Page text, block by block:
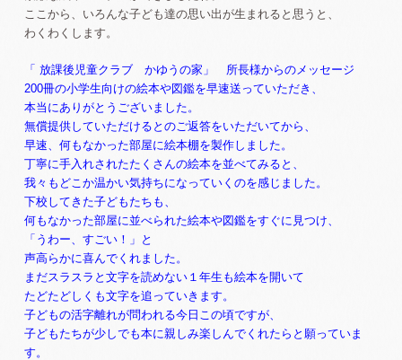
ここから、いろんな子ども達の思い出が生まれると思うと、
わくわくします。
「 放課後児童クラブ かゆうの家」 所長様からのメッセージ
200冊の小学生向けの絵本や図鑑を早速送っていただき、
本当にありがとうございました。
無償提供していただけるとのご返答をいただいてから、
早速、何もなかった部屋に絵本棚を製作しました。
丁寧に手入れされたたくさんの絵本を並べてみると、
我々もどこか温かい気持ちになっていくのを感じました。
下校してきた子どもたちも、
何もなかった部屋に並べられた絵本や図鑑をすぐに見つけ、
「うわー、すごい！」と
声高らかに喜んでくれました。
まだスラスラと文字を読めない１年生も絵本を開いて
たどたどしくも文字を追っていきます。
子どもの活字離れが問われる今日この頃ですが、
子どもたちが少しでも本に親しみ楽しんでくれたらと願っていま
す。